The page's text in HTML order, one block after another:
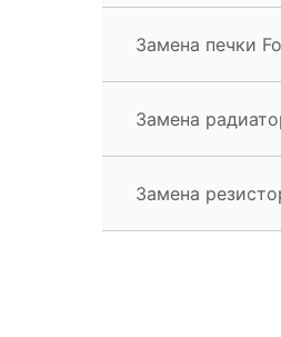
Замена печки
Замена
Замена